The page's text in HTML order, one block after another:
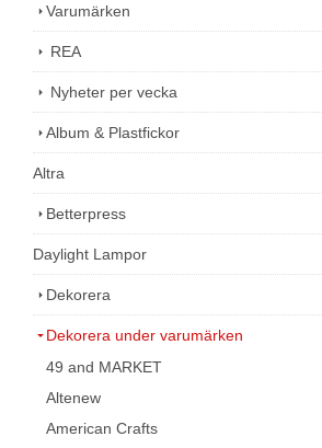
Varumärken
REA
Nyheter per vecka
Album & Plastfickor
Altra
Betterpress
Daylight Lampor
Dekorera
Dekorera under varumärken
49 and MARKET
Altenew
American Crafts